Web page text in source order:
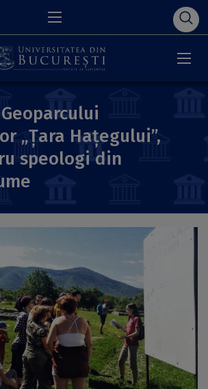
„Țara Hațegului”,
speologi din